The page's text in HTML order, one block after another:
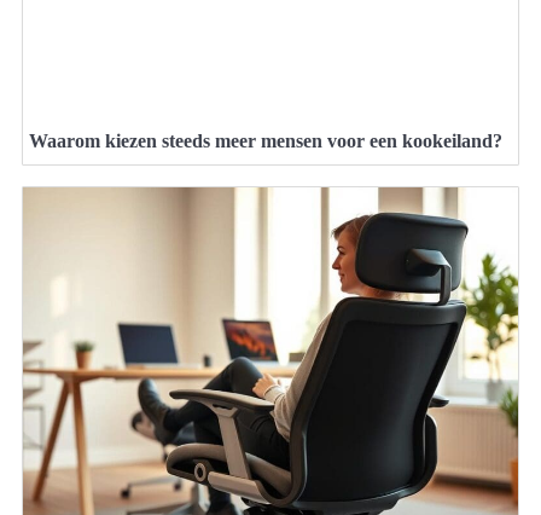
Waarom kiezen steeds meer mensen voor een kookeiland?